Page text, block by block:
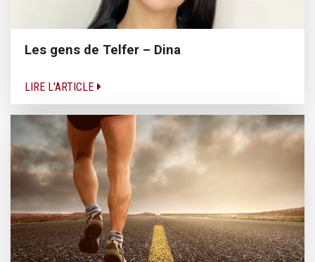
Les gens de Telfer – Dina
LIRE L'ARTICLE